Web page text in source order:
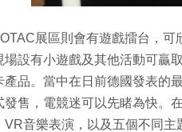
展區則會有遊戲擂台，
場設有小遊戲及其他活動可贏
產品。當中在日前德國發表的
發售，電競迷可以先睹為快。
VR音樂表演，以及五個不同主